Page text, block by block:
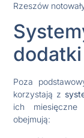
Rzeszów
dodatki
Poza
korzystają z
ich miesięczne
obejmują: